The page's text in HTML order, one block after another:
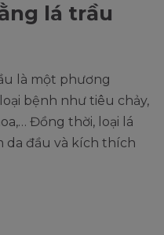
lá trầu
là một phương
bệnh như tiêu chảy,
Đồng thời, loại lá
da đầu và kích thích